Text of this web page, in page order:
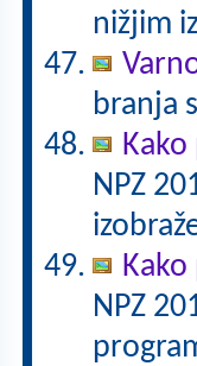
nižjim
branja
NPZ
NPZ